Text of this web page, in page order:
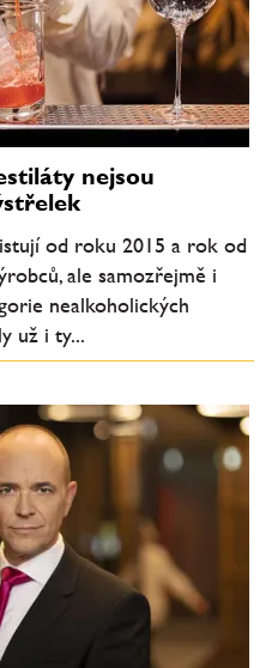
nejsou
od roku 2015 a rok od
ale samozřejmě i
nealkoholických
už i ty...